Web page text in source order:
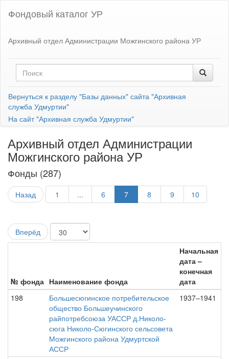
Фондовый каталог УР
Архивный отдел Администрации Можгинского района УР
Вернуться к разделу "Базы данных" сайта "Архивная
служба Удмуртии"
На сайт "Архивная служба Удмуртии"
Архивный отдел Администрации
Можгинского района УР
Фонды (287)
Назад 1 ... 6 7 8 9 10
Вперёд
№ фонда Наименование фонда
Начальная
дата –
конечная
дата
198
Большесюгинское потребительское
общество Большеучинского
райпотребсоюза УАССР д.Николо-
сюга Николо-Сюгинского сельсовета
Можгинского района Удмуртской
АССР
1937–1941